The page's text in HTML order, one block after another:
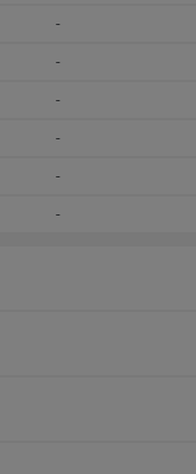
-
-
-
-
-
-